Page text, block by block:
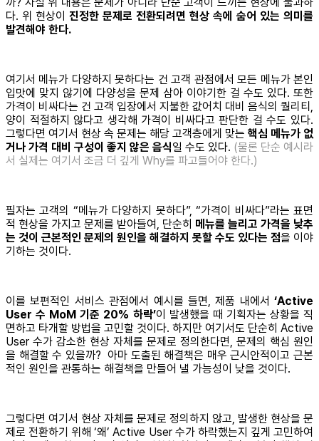
다. 위 현상이 진정한 문제로 전환되려면 현상 속에 숨어 있는 의미를
발견해야 한다.
여기서 메뉴가 다양하지 못하다는 건 고객 관점에서 모든 메뉴가 본인
입맛에 맞지 않기에 다양성을 문제 삼아 이야기한 걸 수도 있다. 또한
가격이 비싸다는 건 고객 입장에서 지불한 값어치 대비 음식의 퀄리티,
양이 적절하지 않다고 생각해 가격이 비싸다고 판단한 걸 수도 있다.
그렇다면 여기서 현상 속 문제는 해당 고객층에게 맞는 핵심 메뉴가 없
거나 가격 대비 구성이 좋지 않은 음식일 수도 있다. (물론 단순 예시라
서 실제는 여기서 조금 더 깊게 Why를 파고들어야 한다.)
필자는 고객의 “메뉴가 다양하지 못하다”, “가격이 비싸다”라는 표면
적 현상을 가지고 문제를 받아들여, 단순히 메뉴를 늘리고 가격을 낮추
는 것이 근본적인 문제의 원인을 해결하지 못할 수도 있다는 점을 이야
기하는 것이다.
이를 보편적인 서비스 관점에서 예시를 들면, 제품 내에서 ‘Active
User 수 MoM 기준 20% 하락’이 발생했을 때 기획자는 상황을 직
면하고 타개할 방법을 고민할 것이다. 하지만 여기서도 단순히 Active
User 수가 감소한 현상 자체를 문제로 정의한다면, 문제의 핵심 원인
을 해결할 수 있을까? 아마 도출된 해결책은 매우 근시안적이고 근본
적인 원인을 관통하는 해결책을 만들어 낼 가능성이 낮을 것이다.
그렇다면 여기서 현상 자체를 문제로 정의하지 않고, 발생한 현상을 문
제로 전환하기 위해 ‘왜’ Active User 수가 하락했는지 깊게 고민하여